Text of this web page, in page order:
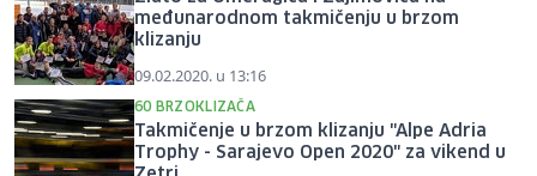
međunarodnom takmičenju u brzom
klizanju
09.02.2020. u 13:16
60 BRZOKLIZAČA
Takmičenje u brzom klizanju "Alpe Adria
Trophy - Sarajevo Open 2020" za vikend u